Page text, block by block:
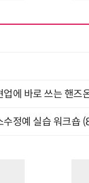
업에 바로 쓰는 핸즈
수정예 실습 워크숍